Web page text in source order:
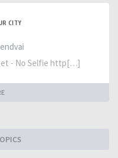
CITY
- No Selfie http[…]